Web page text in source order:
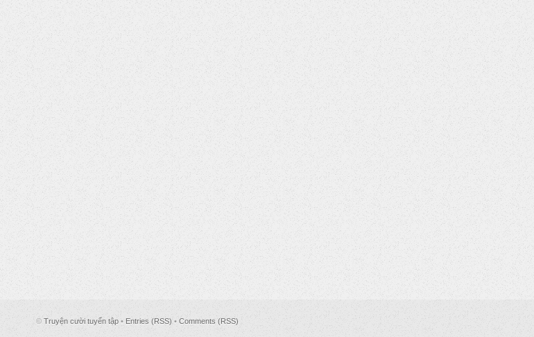
© Truyện cười tuyển tập • Entries (RSS) • Comments (RSS)